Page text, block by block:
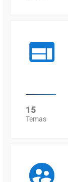
15
Temas